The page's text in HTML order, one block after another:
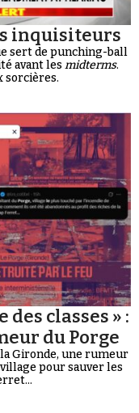
inquisiteurs
sert de punching-ball
avant les midterms.
sorcières.
des classes » :
du Porge
Gironde, une rumeur
pour sauver les